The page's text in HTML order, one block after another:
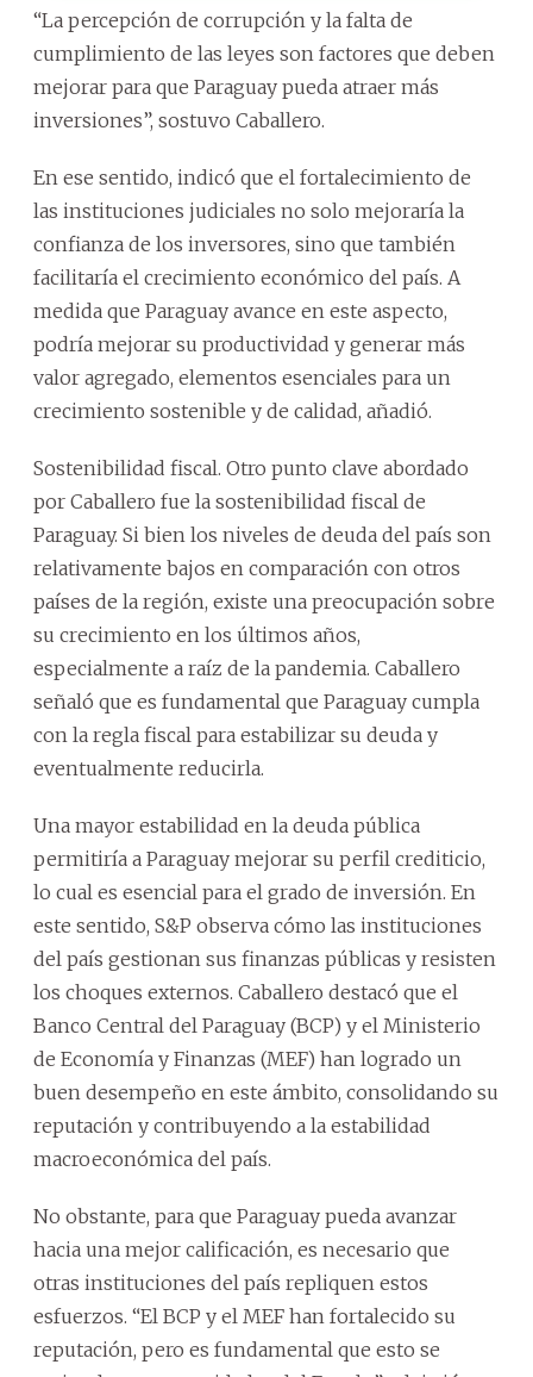
“La percepción de corrupción y la falta de
cumplimiento de las leyes son factores que deben
mejorar para que Paraguay pueda atraer más
inversiones”, sostuvo Caballero.
En ese sentido, indicó que el fortalecimiento de
las instituciones judiciales no solo mejoraría la
confianza de los inversores, sino que también
facilitaría el crecimiento económico del país. A
medida que Paraguay avance en este aspecto,
podría mejorar su productividad y generar más
valor agregado, elementos esenciales para un
crecimiento sostenible y de calidad, añadió.
Sostenibilidad fiscal. Otro punto clave abordado
por Caballero fue la sostenibilidad fiscal de
Paraguay. Si bien los niveles de deuda del país son
relativamente bajos en comparación con otros
países de la región, existe una preocupación sobre
su crecimiento en los últimos años,
especialmente a raíz de la pandemia. Caballero
señaló que es fundamental que Paraguay cumpla
con la regla fiscal para estabilizar su deuda y
eventualmente reducirla.
Una mayor estabilidad en la deuda pública
permitiría a Paraguay mejorar su perfil crediticio,
lo cual es esencial para el grado de inversión. En
este sentido, S&P observa cómo las instituciones
del país gestionan sus finanzas públicas y resisten
los choques externos. Caballero destacó que el
Banco Central del Paraguay (BCP) y el Ministerio
de Economía y Finanzas (MEF) han logrado un
buen desempeño en este ámbito, consolidando su
reputación y contribuyendo a la estabilidad
macroeconómica del país.
No obstante, para que Paraguay pueda avanzar
hacia una mejor calificación, es necesario que
otras instituciones del país repliquen estos
esfuerzos. “El BCP y el MEF han fortalecido su
reputación, pero es fundamental que esto se